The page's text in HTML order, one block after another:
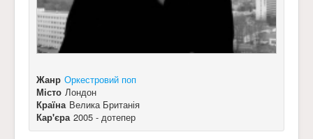
Жанр Оркестровий поп
Місто Лондон
Країна Велика Британія
Кар'єра 2005 - дотепер